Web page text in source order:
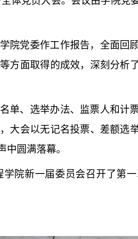
院党委作工作报告，全面回
方面取得的成效，深刻分析
单、选举办法、监票人和计
大会以无记名投票、差额选
圆满落幕。
院新一届委员会召开了第